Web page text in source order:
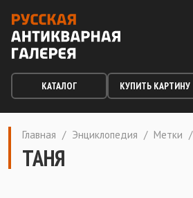
КАТАЛОГ КУПИТЬ КАРТИНУ
Главная / Энциклопедия / Метки /
ТАНЯ